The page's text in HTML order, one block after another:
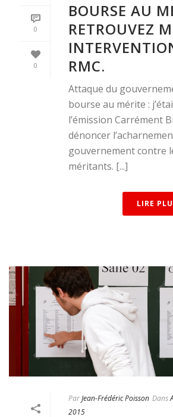
0
0
BOURSE AU
RETROUVEZ
RMC.
Attaque du
bourse au mérite :
l’émission Carrément
dénoncer
gouvernement contre
méritants. [...]
LIRE
ParJean-Frédéric Poisson Dans
2015